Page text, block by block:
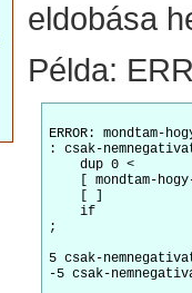
eldobása
Példa:
ERROR:
: csak-
dup 0 <
[ mondtam-
[ ]
if
;
5 csak-
-5 csak-